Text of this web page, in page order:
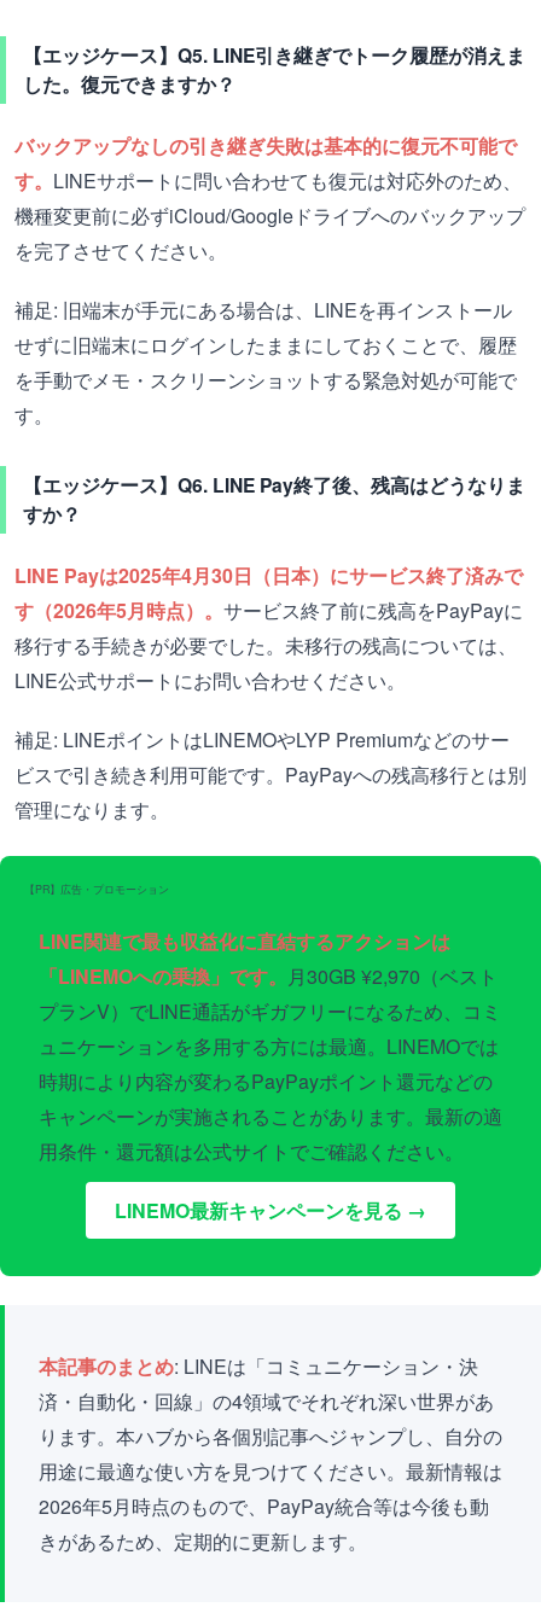
【エッジケース】Q5. LINE引き継ぎでトーク履歴が消えま
した。復元できますか？
バックアップなしの引き継ぎ失敗は基本的に復元不可能で
す。 LINEサポートに問い合わせても復元は対応外のため、
機種変更前に必ずiCloud/Googleドライブへのバックアップ
を完了させてください。
補足: 旧端末が手元にある場合は、LINEを再インストール
せずに旧端末にログインしたままにしておくことで、履歴
を手動でメモ・スクリーンショットする緊急対処が可能で
す。
【エッジケース】Q6. LINE Pay終了後、残高はどうなりま
すか？
LINE Payは2025年4月30日（日本）にサービス終了済みで
す（2026年5月時点）。 サービス終了前に残高をPayPayに
移行する手続きが必要でした。未移行の残高については、
LINE公式サポートにお問い合わせください。
補足: LINEポイントはLINEMOやLYP Premiumなどのサー
ビスで引き続き利用可能です。PayPayへの残高移行とは別
管理になります。
【PR】広告・プロモーション
LINE関連で最も収益化に直結するアクションは
「LINEMOへの乗換」です。 月30GB ¥2,970（ベスト
プランV）でLINE通話がギガフリーになるため、コミ
ュニケーションを多用する方には最適。LINEMOでは
時期により内容が変わるPayPayポイント還元などの
キャンペーンが実施されることがあります。最新の適
用条件・還元額は公式サイトでご確認ください。
LINEMO最新キャンペーンを見る →
本記事のまとめ: LINEは「コミュニケーション・決
済・自動化・回線」の4領域でそれぞれ深い世界があ
ります。本ハブから各個別記事へジャンプし、自分の
用途に最適な使い方を見つけてください。最新情報は
2026年5月時点のもので、PayPay統合等は今後も動
きがあるため、定期的に更新します。